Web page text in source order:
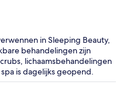
in Sleeping Beauty,
behandelingen zijn
lichaamsbehandelingen
is dagelijks geopend.